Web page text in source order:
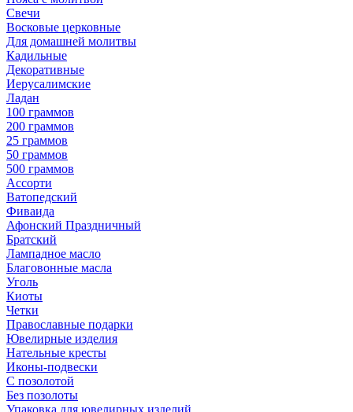
Свечи
Восковые церковные
Для домашней молитвы
Кадильные
Декоративные
Иерусалимские
Ладан
100 граммов
200 граммов
25 граммов
50 граммов
500 граммов
Ассорти
Ватопедский
Фиваида
Афонский Праздничный
Братский
Лампадное масло
Благовонные масла
Уголь
Киоты
Четки
Православные подарки
Ювелирные изделия
Нательные кресты
Иконы-подвески
С позолотой
Без позолоты
Упаковка для ювелирных изделий